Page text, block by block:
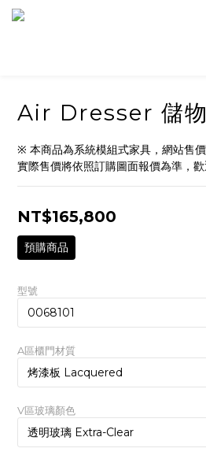
Air Dresser 儲
※ 本商品為系統模組式家具，網站售
實際售價將依照訂購圖面報價為準，歡
NT$165,800
預購商品
型號
A區櫃門材質
V區玻璃顏色